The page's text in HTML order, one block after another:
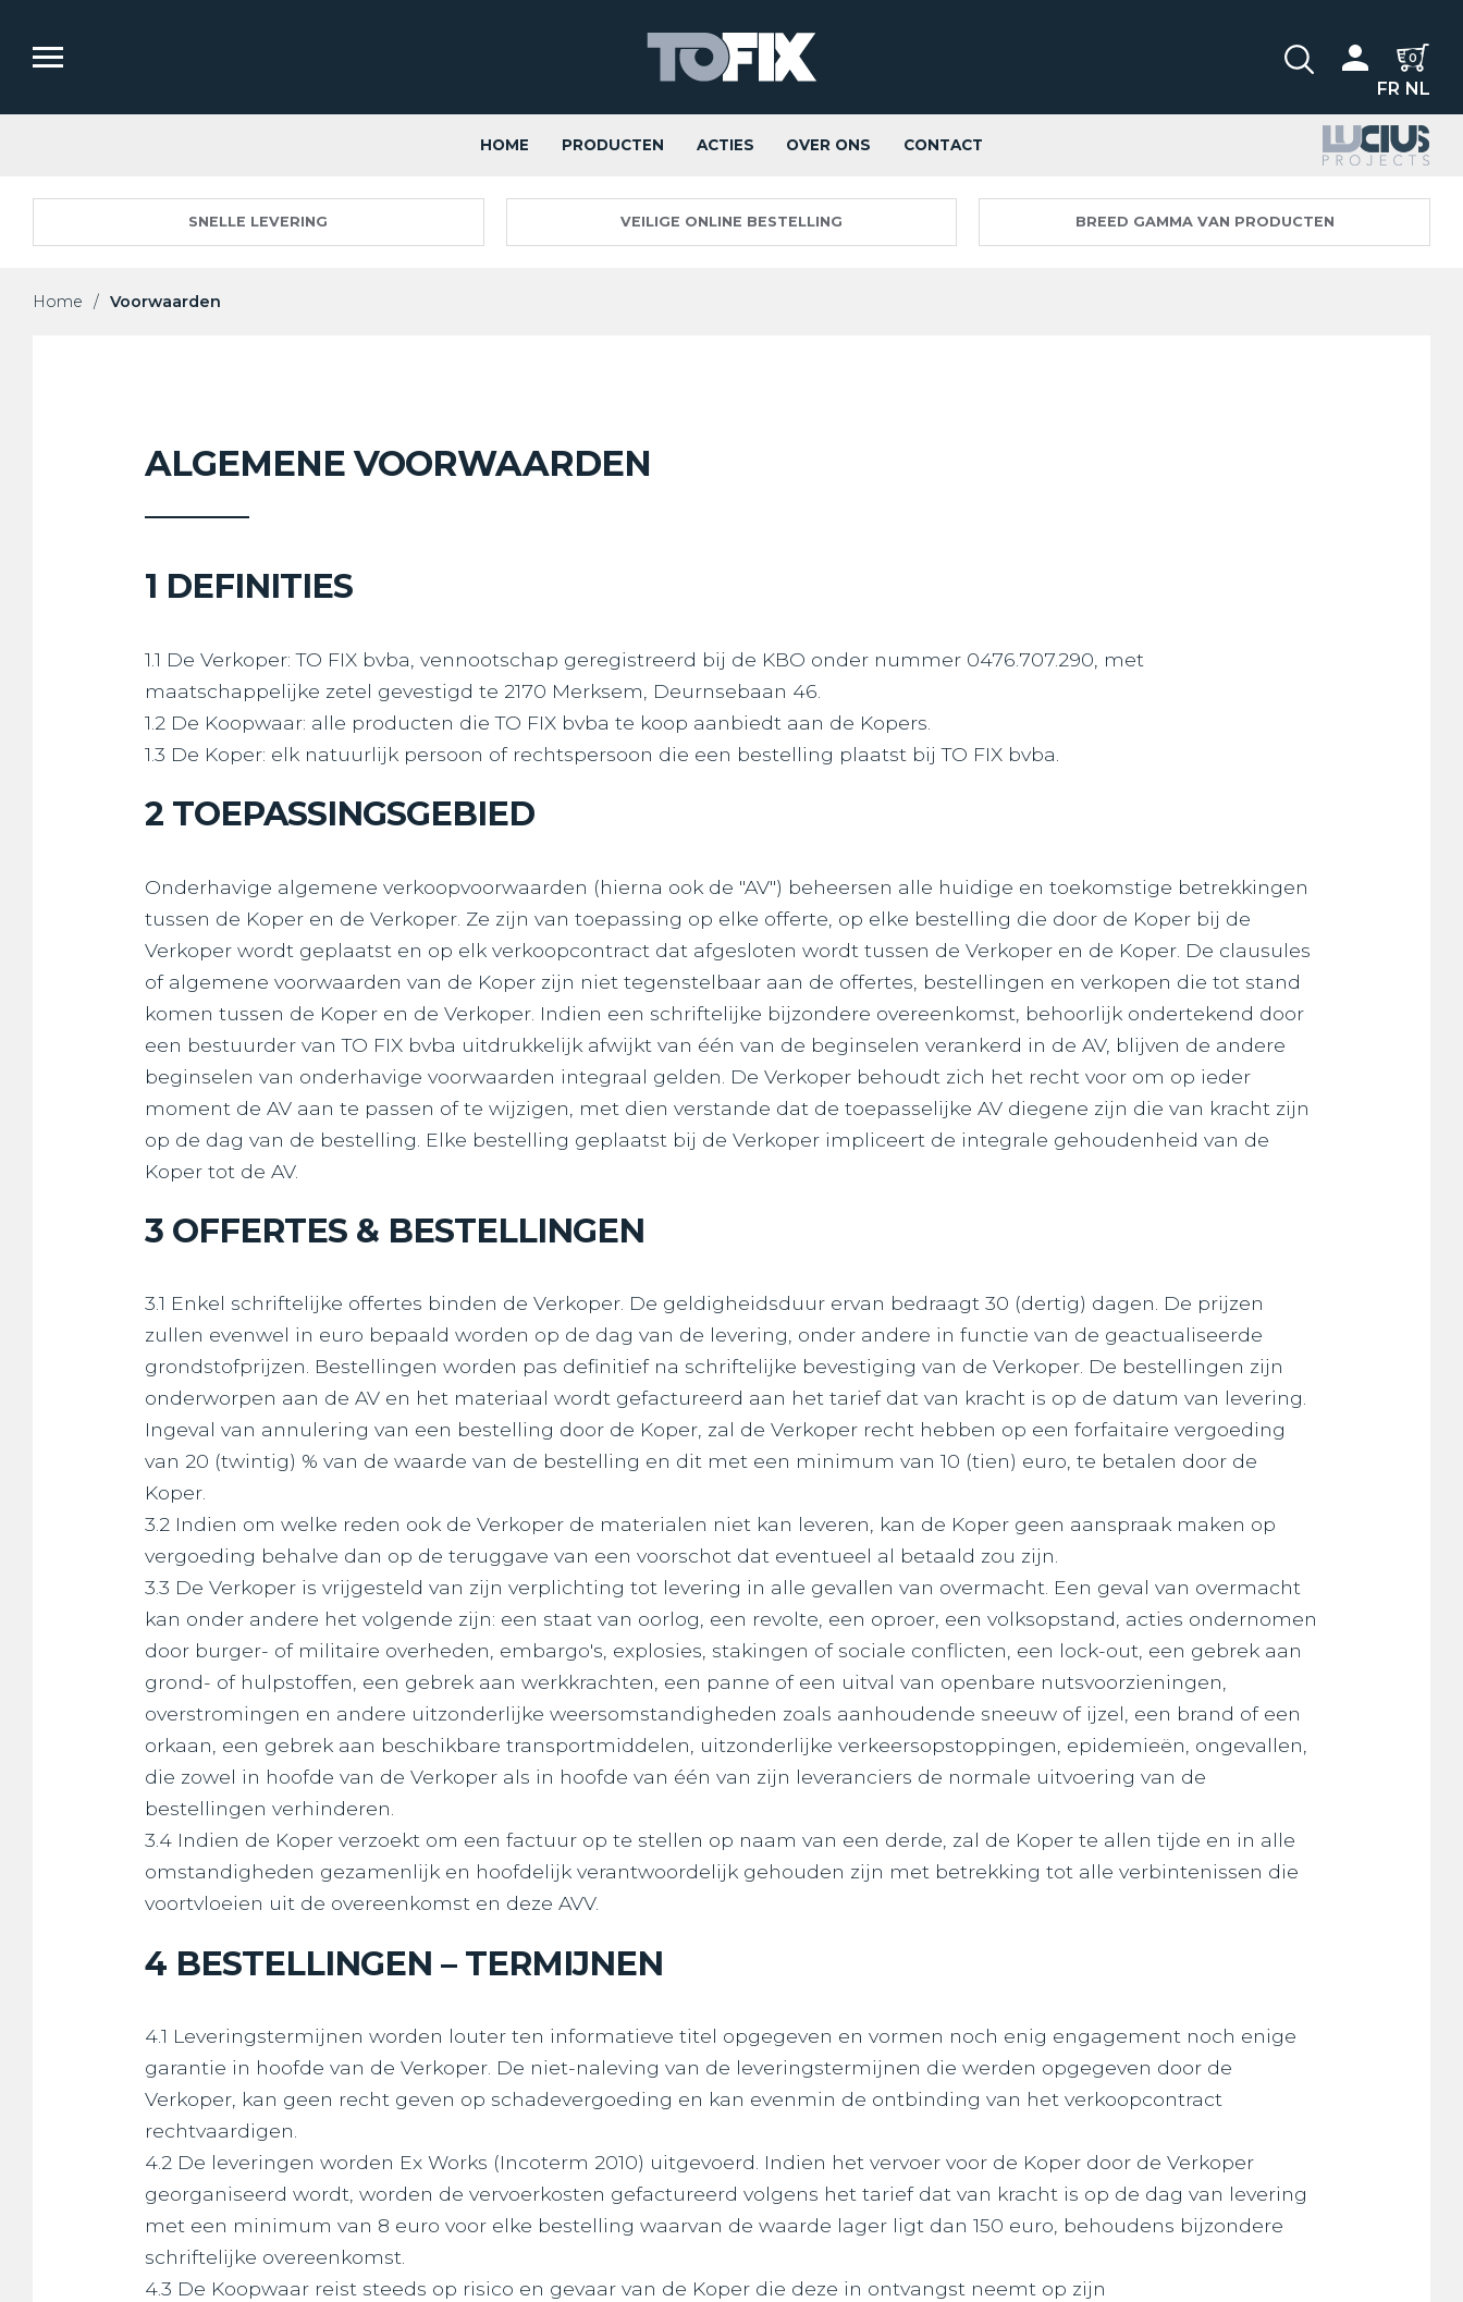
0
FR NL
HOME PRODUCTEN ACTIES OVER ONS CONTACT
SNELLE LEVERING VEILIGE ONLINE BESTELLING BREED GAMMA VAN PRODUCTEN
Home / Voorwaarden
ALGEMENE VOORWAARDEN
1 DEFINITIES
1.1 De Verkoper: TO FIX bvba, vennootschap geregistreerd bij de KBO onder nummer 0476.707.290, met
maatschappelijke zetel gevestigd te 2170 Merksem, Deurnsebaan 46.
1.2 De Koopwaar: alle producten die TO FIX bvba te koop aanbiedt aan de Kopers.
1.3 De Koper: elk natuurlijk persoon of rechtspersoon die een bestelling plaatst bij TO FIX bvba.
2 TOEPASSINGSGEBIED
Onderhavige algemene verkoopvoorwaarden (hierna ook de "AV") beheersen alle huidige en toekomstige betrekkingen
tussen de Koper en de Verkoper. Ze zijn van toepassing op elke offerte, op elke bestelling die door de Koper bij de
Verkoper wordt geplaatst en op elk verkoopcontract dat afgesloten wordt tussen de Verkoper en de Koper. De clausules
of algemene voorwaarden van de Koper zijn niet tegenstelbaar aan de offertes, bestellingen en verkopen die tot stand
komen tussen de Koper en de Verkoper. Indien een schriftelijke bijzondere overeenkomst, behoorlijk ondertekend door
een bestuurder van TO FIX bvba uitdrukkelijk afwijkt van één van de beginselen verankerd in de AV, blijven de andere
beginselen van onderhavige voorwaarden integraal gelden. De Verkoper behoudt zich het recht voor om op ieder
moment de AV aan te passen of te wijzigen, met dien verstande dat de toepasselijke AV diegene zijn die van kracht zijn
op de dag van de bestelling. Elke bestelling geplaatst bij de Verkoper impliceert de integrale gehoudenheid van de
Koper tot de AV.
3 OFFERTES & BESTELLINGEN
3.1 Enkel schriftelijke offertes binden de Verkoper. De geldigheidsduur ervan bedraagt 30 (dertig) dagen. De prijzen
zullen evenwel in euro bepaald worden op de dag van de levering, onder andere in functie van de geactualiseerde
grondstofprijzen. Bestellingen worden pas definitief na schriftelijke bevestiging van de Verkoper. De bestellingen zijn
onderworpen aan de AV en het materiaal wordt gefactureerd aan het tarief dat van kracht is op de datum van levering.
Ingeval van annulering van een bestelling door de Koper, zal de Verkoper recht hebben op een forfaitaire vergoeding
van 20 (twintig) % van de waarde van de bestelling en dit met een minimum van 10 (tien) euro, te betalen door de
Koper.
3.2 Indien om welke reden ook de Verkoper de materialen niet kan leveren, kan de Koper geen aanspraak maken op
vergoeding behalve dan op de teruggave van een voorschot dat eventueel al betaald zou zijn.
3.3 De Verkoper is vrijgesteld van zijn verplichting tot levering in alle gevallen van overmacht. Een geval van overmacht
kan onder andere het volgende zijn: een staat van oorlog, een revolte, een oproer, een volksopstand, acties ondernomen
door burger- of militaire overheden, embargo's, explosies, stakingen of sociale conflicten, een lock-out, een gebrek aan
grond- of hulpstoffen, een gebrek aan werkkrachten, een panne of een uitval van openbare nutsvoorzieningen,
overstromingen en andere uitzonderlijke weersomstandigheden zoals aanhoudende sneeuw of ijzel, een brand of een
orkaan, een gebrek aan beschikbare transportmiddelen, uitzonderlijke verkeersopstoppingen, epidemieën, ongevallen,
die zowel in hoofde van de Verkoper als in hoofde van één van zijn leveranciers de normale uitvoering van de
bestellingen verhinderen.
3.4 Indien de Koper verzoekt om een factuur op te stellen op naam van een derde, zal de Koper te allen tijde en in alle
omstandigheden gezamenlijk en hoofdelijk verantwoordelijk gehouden zijn met betrekking tot alle verbintenissen die
voortvloeien uit de overeenkomst en deze AVV.
4 BESTELLINGEN – TERMIJNEN
4.1 Leveringstermijnen worden louter ten informatieve titel opgegeven en vormen noch enig engagement noch enige
garantie in hoofde van de Verkoper. De niet-naleving van de leveringstermijnen die werden opgegeven door de
Verkoper, kan geen recht geven op schadevergoeding en kan evenmin de ontbinding van het verkoopcontract
rechtvaardigen.
4.2 De leveringen worden Ex Works (Incoterm 2010) uitgevoerd. Indien het vervoer voor de Koper door de Verkoper
georganiseerd wordt, worden de vervoerkosten gefactureerd volgens het tarief dat van kracht is op de dag van levering
met een minimum van 8 euro voor elke bestelling waarvan de waarde lager ligt dan 150 euro, behoudens bijzondere
schriftelijke overeenkomst.
4.3 De Koopwaar reist steeds op risico en gevaar van de Koper die deze in ontvangst neemt op zijn